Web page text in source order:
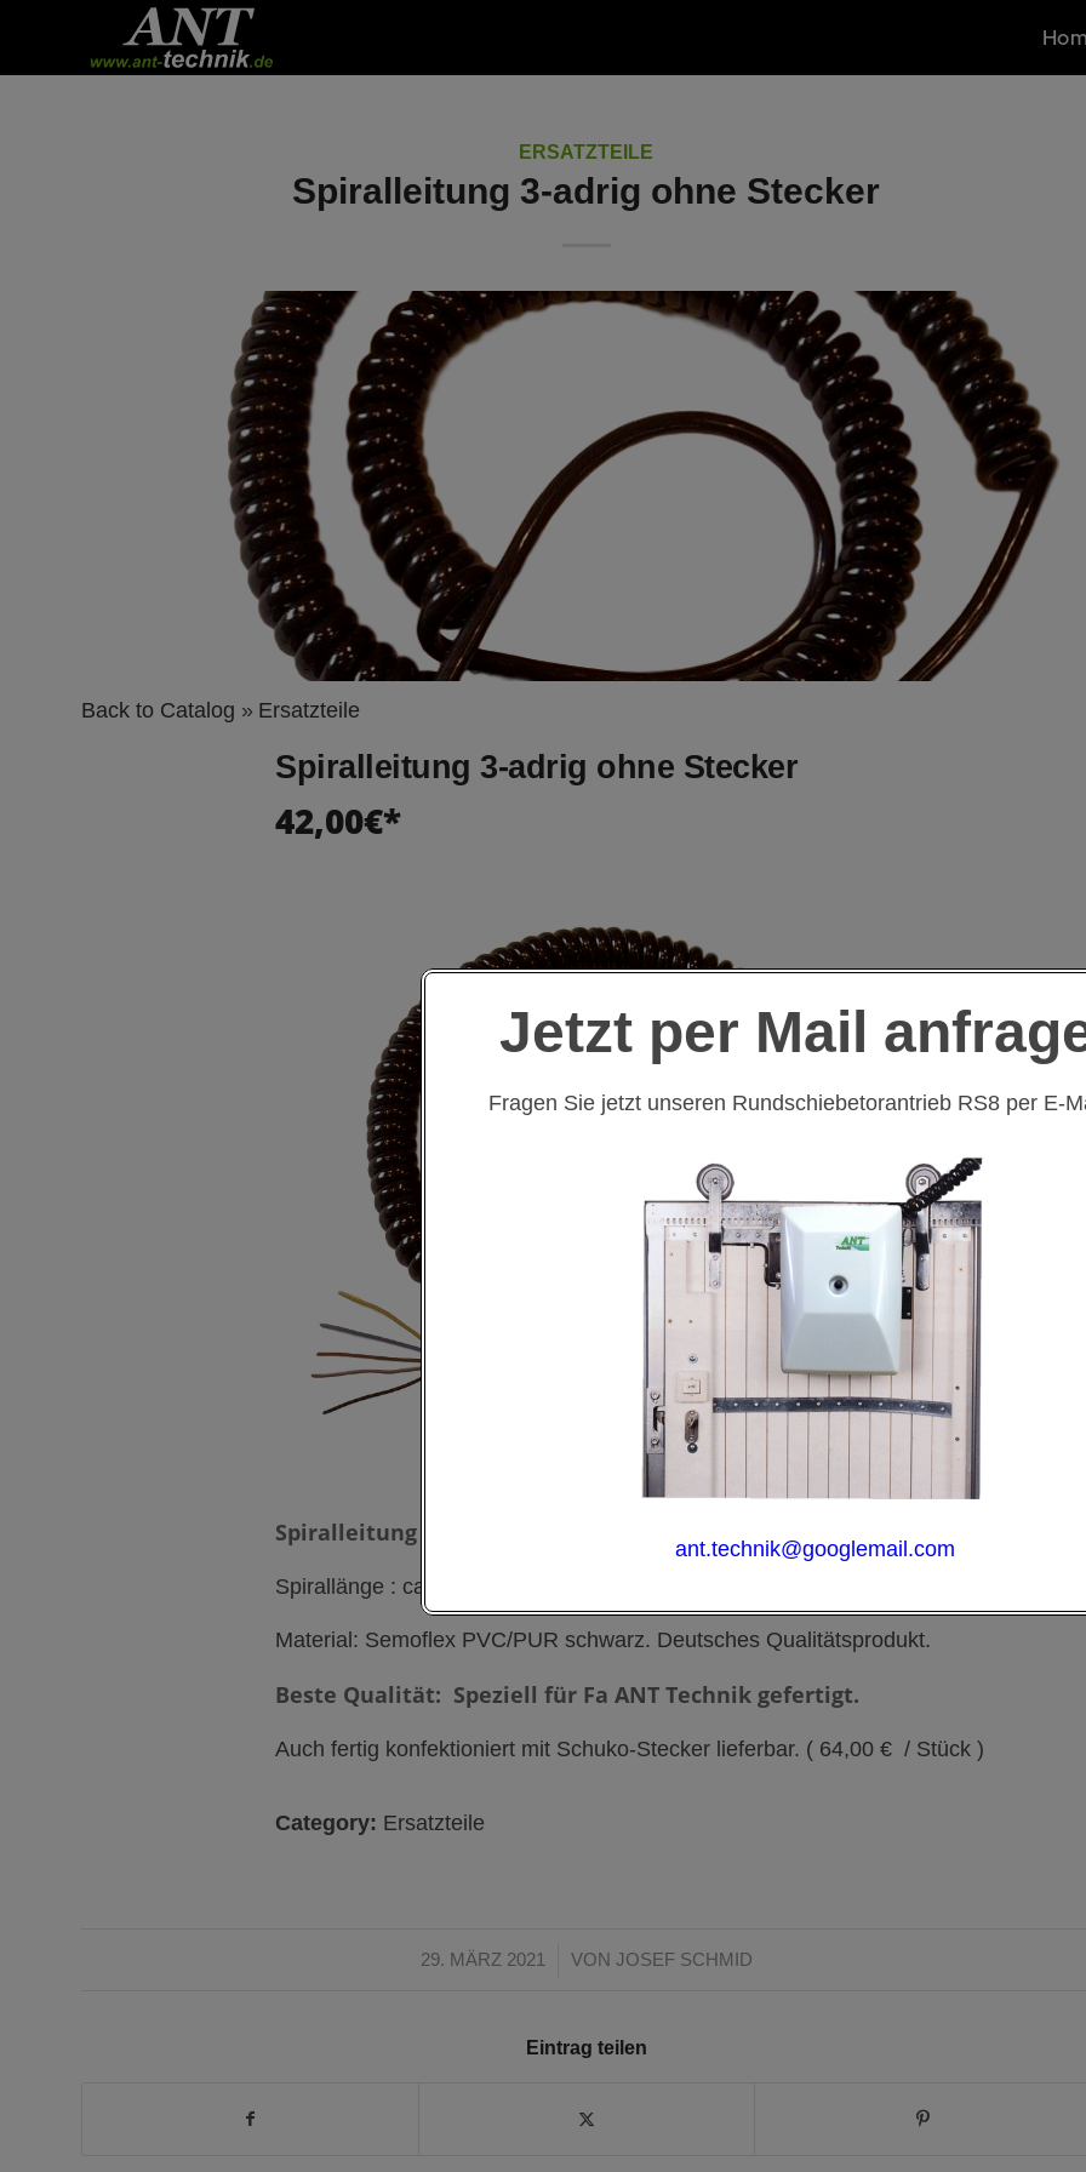
ERSATZTEILE
Spiralleitung 3-adrig ohne Stecker
Back to Catalog Ersatzteile
Spiralleitung 3-adrig ohne Stecker
42,00€*
Spiralleitung
Spirallänge : ca. 100 cm – ausziehbar bis ca. 600 cm. Enden ca. 25 cm.
Material: Semoflex PVC/PUR schwarz. Deutsches Qualitätsprodukt.
Beste Qualität: Speziell für Fa ANT Technik gefertigt.
Auch fertig konfektioniert mit Schuko-Stecker lieferbar. ( 64,00 € / Stück )
Category: Ersatzteile
29. MÄRZ 2021
/ VON JOSEF SCHMID
Eintrag teilen
Jetzt per Mail
Fragen Sie jetzt unseren Rundschiebetorantrieb RS8 per E-
ant.technik@googlemail.com